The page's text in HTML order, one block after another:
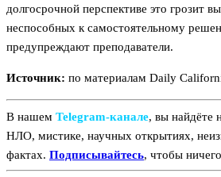
долгосрочной перспективе это грозит
неспособных к самостоятельному
предупреждают преподаватели.
Источник: по материалам Daily
В нашем Telegram‑канале, вы найдёте
НЛО, мистике, научных открытиях,
фактах. Подписывайтесь, чтобы